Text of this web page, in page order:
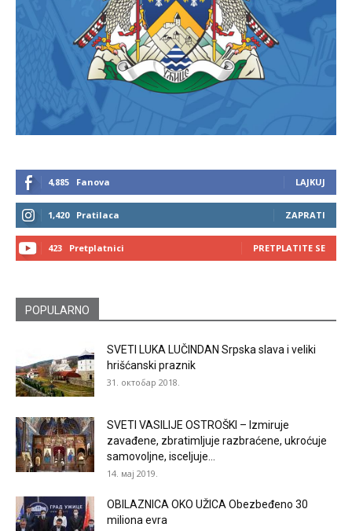
4,885 Fanova LAJKUJ
1,420 Pratilaca ZAPRATI
423 Pretplatnici PRETPLATITE SE
POPULARNO
SVETI LUKA LUČINDAN Srpska slava i veliki
hrišćanski praznik
31. октобар 2018.
SVETI VASILIJE OSTROŠKI – Izmiruje
zavađene, zbratimljuje razbraćene, ukroćuje
samovoljne, isceljuje...
14. мај 2019.
OBILAZNICA OKO UŽICA Obezbeđeno 30
miliona evra